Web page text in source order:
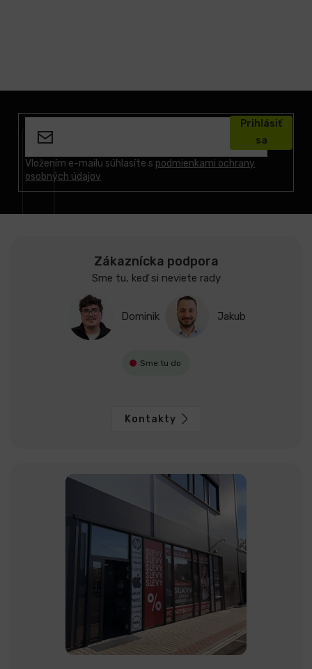
Vložením e-mailu súhlasíte s podmienkami ochrany
osobných údajov
Prihlásiť
sa
Zákaznícka podpora
Sme tu, keď si neviete rady
Dominik Jakub
Sme tu do
Kontakty